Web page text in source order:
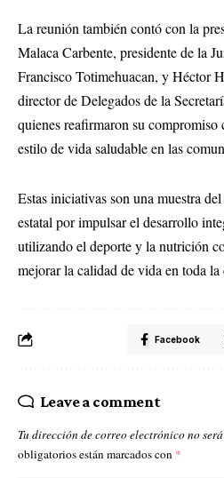
La reunión también contó con la
Malaca Carbente, presidente de la
Francisco Totimehuacan, y Héctor
director de Delegados de la
quienes reafirmaron su
estilo de vida saludable en las
Estas iniciativas son una muestra
estatal por impulsar el desarrollo
utilizando el deporte y la nutrición
mejorar la calidad de vida en toda la
Facebook
Leave a comment
Tu dirección de correo electrónico no
obligatorios están marcados con *